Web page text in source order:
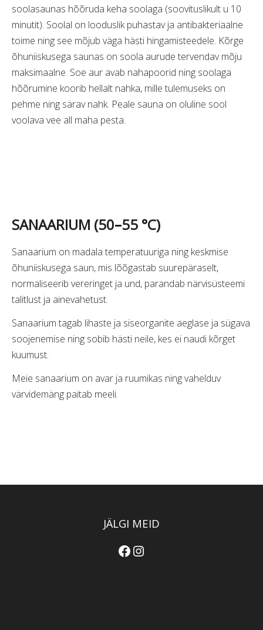
soolasaunas hõõruda keha soolaga (soovituslikult u 10
minutit). Soolal on looduslik puhastav ja antibakteriaalne
toime ning see mõjub väga hästi hingamisteedele. Kõrge
õhuniiskusega saunas on soola aurude tervendav mõju
maksimaalne. Soe aur avab nahapoorid ning soolaga
hõõrumine koorib hellalt nahka, mille tulemuseks on
pehme ning särav nahk. Peale sauna on oluline sool
voolava vee all maha pesta.
SANAARIUM (50–55 °C)
Sanaarium on madala temperatuuriga ning keskmise
õhuniiskusega saun, mis lõõgastab suurepäraselt,
normaliseerib vereringet ja und, parandab närvisüsteemi
talitlust ja ainevahetust.
Sanaarium tagab lihaste ja siseorganite aeglase ja sügava
soojenemise ning sobib hästi neile, kes ei naudi kõrget
kuumust.
Meie sanaarium on avar ja ruumikas ning vahelduv
värvidemäng paitab meeli.
JÄLGI MEID
Facebook
Instagram